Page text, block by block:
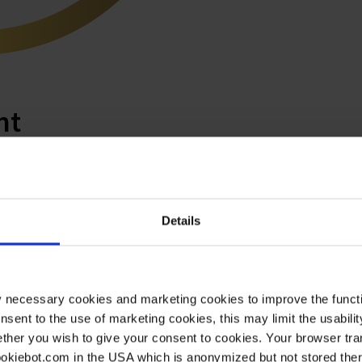
Details
cookies and marketing cookies to improve the
to the use of marketing cookies, this may limit the
you wish to give your consent to cookies. Your browser
in the USA which is anonymized but not stored
succès au classement de
Selon EcoVadis,
entreprises comparables
d'or.